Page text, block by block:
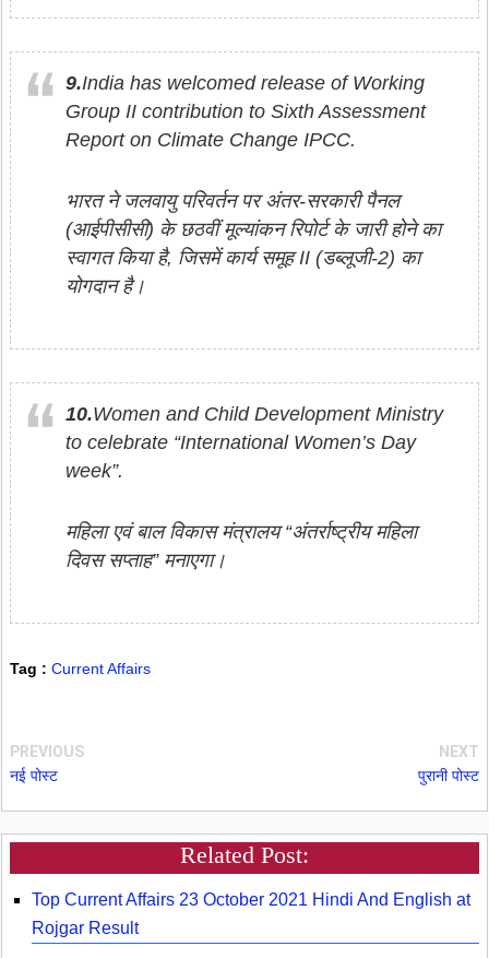
9.India has welcomed release of Working
Group II contribution to Sixth Assessment
Report on Climate Change IPCC.
भारत ने जलवायु परिवर्तन पर अंतर-सरकारी पैनल
(आईपीसीसी) के छठवीं मूल्यांकन रिपोर्ट के जारी होने का
स्वागत किया है, जिसमें कार्य समूह II (डब्लूजी-2) का
योगदान है।
10.Women and Child Development Ministry
to celebrate “International Women’s Day
week”.
महिला एवं बाल विकास मंत्रालय “अंतर्राष्ट्रीय महिला
दिवस सप्ताह” मनाएगा।
Tag : Current Affairs
PREVIOUS
नई पोस्ट
NEXT
पुरानी पोस्ट
Related Post:
Top Current Affairs 23 October 2021 Hindi And English at
Rojgar Result